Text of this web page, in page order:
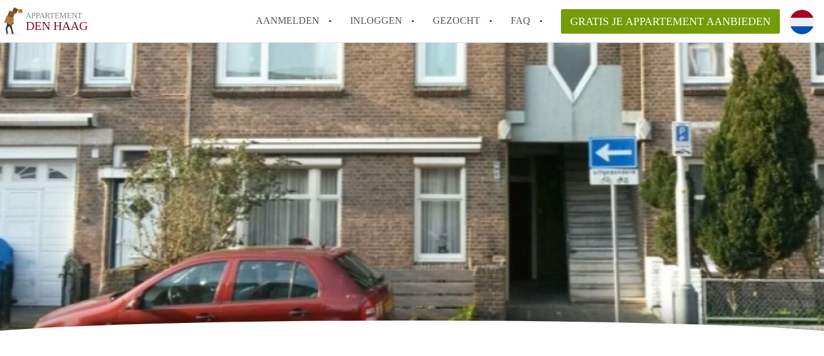
APPARTEMENT
DEN HAAG AANMELDEN INLOGGEN GEZOCHT FAQ
How to translate AppartementDenHaag!
Wat is Appartement-DenHaag?
Hoeveel kost het om te reageren op een Appartement in Den Haag?
Wat is de privacyverklaring van Appartement-DenHaag?
Berekent Appartement-DenHaag
makelaarsvergoeding/bemiddelingsvergoeding?
Alle veelgestelde vragen
GRATIS JE APPARTEMENT AANBIEDEN